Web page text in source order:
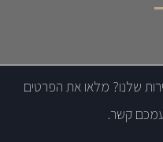
שלנו? מלאו את הפרטים
עמכם קשר.